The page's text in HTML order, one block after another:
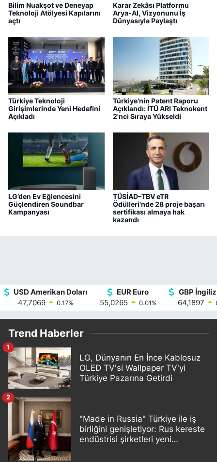
Bilim Nuakşot ve Deneyap
Teknoloji Atölyesi Kapılarını
açtı
Karar Zekâsı Platformu
Arya-AI, Vizyonunu İş
Dünyasıyla Paylaştı
Türkiye Teknoloji
Girişimlerinde Yeni Hedefini
Açıkladı
Türkiye'nin Patent Raporu
Açıklandı: İTÜ ARI Teknokent
2'nci Sıraya Yükseldi
LG’den Ev Eğlencesini
Güçlendiren Soundbar
Kampanyası
TÜSİAD–TBV eTR
Ödülleri'nde 28 proje başarı
sertifikası almaya hak
kazandı
USD Amerikan Doları
47,7069
0.17%
EUR Euro
55,0265
0.01%
GBP
64,1897
Trend Haberler
LG, Dünyanın En İnce Kablosuz
OLED TV'si Wallpaper TV'yi
Türkiye Pazarına Getirdi
1
"Made in Russia" Türkiye ile iş
birliğini genişletiyor: Rus kereste
endüstrisi şirketleri yeni
2